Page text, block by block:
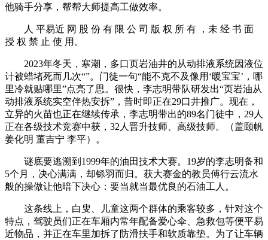
他骑手分享，帮帮大师提高工做效率。
人 平易近 网 股 份 有 限 公 司 版 权 所 有 ，未 经 书 面
授 权 禁 止 使 用。
2023年冬天，寒潮，多口页岩油井的从动排液系统因液位
计被蜡堵死而几次“”。门徒一句“能不克不及像用‘暖宝宝’，哪
里冷就贴哪里”点亮了思。很快，李志明带队研发出“页岩油从
动排液系统实空伴热安拆”，昔时即正在29口井推广。现在，
立异的火苗也正在继续传承，李志明带出的89名门徒中，29人
正在各级技术竞赛中获，32人晋升技师、高级技师。（盖颐帆
姜化明 董吉宁 李平）。
谜底要逃溯到1999年的油田技术大赛。19岁的李志明备和
5个月，决心满满，却铩羽而归。获大赛金的教员傅行云流水
般的操做让他暗下决心：要当就当最优良的石油工人。
这条线上，白叟、儿童这两个群体的乘客较多，针对这个
特点，驾驶员们正在车厢内常年配备爱心伞、急救包等便平易
近物品，并正在车里加拆了防滑扶手和软质靠垫。为了让车辆